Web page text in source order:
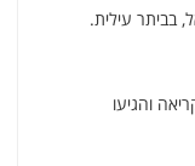
בביתר עילית.
והגיעו